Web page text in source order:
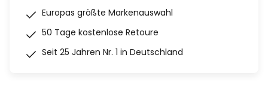
Europas größte Markenauswahl
50 Tage kostenlose Retoure
Seit 25 Jahren Nr. 1 in Deutschland